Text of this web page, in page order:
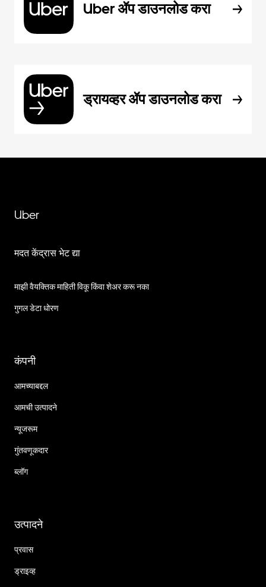
Uber ॲप डाउनलोड करा
ड्रायव्हर ॲप डाउनलोड करा
Uber
मदत केंद्रास भेट द्या
माझी वैयक्तिक माहिती विकू किंवा शेअर करू नका
गुगल डेटा धोरण
कंपनी
आमच्याबद्दल
आमची उत्पादने
न्यूजरूम
गुंतवणूकदार
ब्लॉग
उत्पादने
प्रवास
ड्राइव्ह